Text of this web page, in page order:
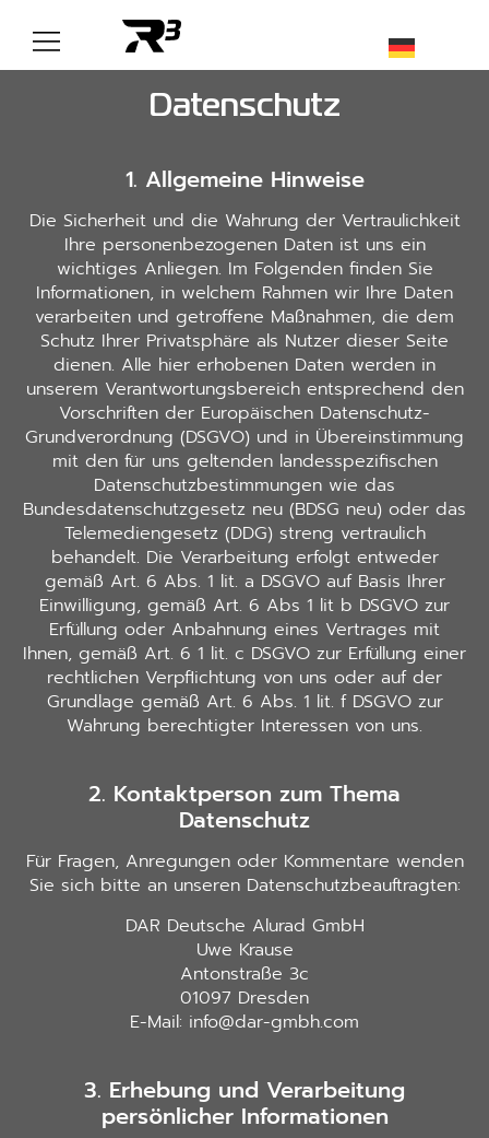
Datenschutz
1. Allgemeine Hinweise
Die Sicherheit und die Wahrung der Vertraulichkeit
Ihre personenbezogenen Daten ist uns ein
wichtiges Anliegen. Im Folgenden finden Sie
Informationen, in welchem Rahmen wir Ihre Daten
verarbeiten und getroffene Maßnahmen, die dem
Schutz Ihrer Privatsphäre als Nutzer dieser Seite
dienen. Alle hier erhobenen Daten werden in
unserem Verantwortungsbereich entsprechend den
Vorschriften der Europäischen Datenschutz-
Grundverordnung (DSGVO) und in Übereinstimmung
mit den für uns geltenden landesspezifischen
Datenschutzbestimmungen wie das
Bundesdatenschutzgesetz neu (BDSG neu) oder das
Telemediengesetz (DDG) streng vertraulich
behandelt. Die Verarbeitung erfolgt entweder
gemäß Art. 6 Abs. 1 lit. a DSGVO auf Basis Ihrer
Einwilligung, gemäß Art. 6 Abs 1 lit b DSGVO zur
Erfüllung oder Anbahnung eines Vertrages mit
Ihnen, gemäß Art. 6 1 lit. c DSGVO zur Erfüllung einer
rechtlichen Verpflichtung von uns oder auf der
Grundlage gemäß Art. 6 Abs. 1 lit. f DSGVO zur
Wahrung berechtigter Interessen von uns.
2. Kontaktperson zum Thema
Datenschutz
Für Fragen, Anregungen oder Kommentare wenden
Sie sich bitte an unseren Datenschutzbeauftragten:
DAR Deutsche Alurad GmbH
Uwe Krause
Antonstraße 3c
01097 Dresden
E-Mail: info@dar-gmbh.com
3. Erhebung und Verarbeitung
persönlicher Informationen